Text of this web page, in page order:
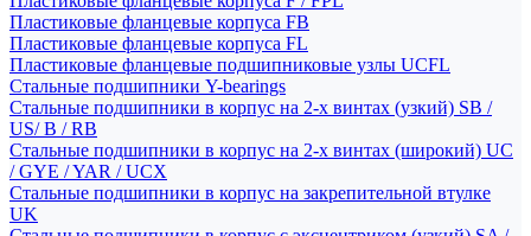
Пластиковые фланцевые корпуса FB
Пластиковые фланцевые корпуса FL
Пластиковые фланцевые подшипниковые узлы UCFL
Стальные подшипники Y-bearings
Стальные подшипники в корпус на 2-х винтах (узкий) SB /
US/ B / RB
Стальные подшипники в корпус на 2-х винтах (широкий) UC
/ GYE / YAR / UCX
Стальные подшипники в корпус на закрепительной втулке
UK